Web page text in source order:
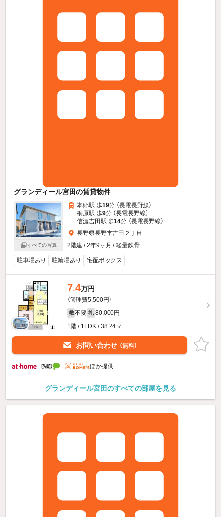
グランディール宮田の賃貸物件
すべての写真
本郷駅 歩19分 （長電長野線）
桐原駅 歩9分 （長電長野線）
信濃吉田駅 歩14分 （長電長野線）
長野県長野市吉田２丁目
2階建 / 2年9ヶ月 / 軽量鉄骨
駐車場あり 駐輪場あり 宅配ボックス
7.4万円
（管理費5,500円）
敷 不要 礼 80,000円
1階 / 1LDK / 38.24㎡
お問い合わせ （無料）
ほか提供
グランディール宮田のすべての部屋を見る